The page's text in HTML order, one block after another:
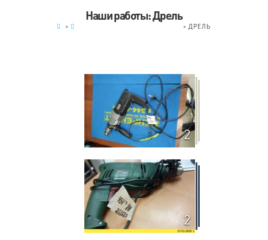
Наши работы: Дрель
> > ДРЕЛЬ
2
2